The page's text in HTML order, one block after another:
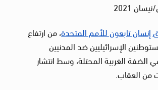
إنسان تابعون للأمم المتحدة، من ارتفاع
الإسرائيليين ضد المدنيين
الضفة الغربية المحتلة، وسط انتشار
من العقاب.